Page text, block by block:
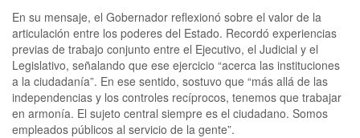
En su mensaje, el Gobernador reflexionó sobre el valor de la
articulación entre los poderes del Estado. Recordó experiencias
previas de trabajo conjunto entre el Ejecutivo, el Judicial y el
Legislativo, señalando que ese ejercicio “acerca las instituciones
a la ciudadanía”. En ese sentido, sostuvo que “más allá de las
independencias y los controles recíprocos, tenemos que trabajar
en armonía. El sujeto central siempre es el ciudadano. Somos
empleados públicos al servicio de la gente”.